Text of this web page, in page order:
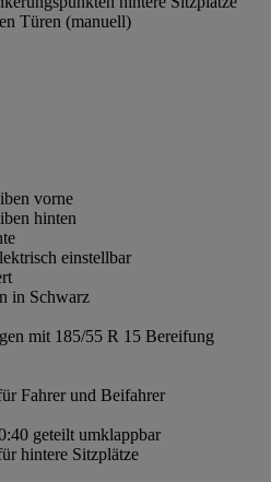
Türen (manuell)
vorne
hinten
einstellbar
in Schwarz
mit 185/55 R 15 Bereifung
Fahrer und Beifahrer
geteilt umklappbar
hintere Sitzplätze